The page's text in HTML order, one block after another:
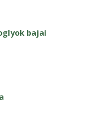
bajai